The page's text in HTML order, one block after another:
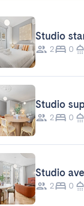
Studio
2 0
Studio
2 0
Studio
2 0